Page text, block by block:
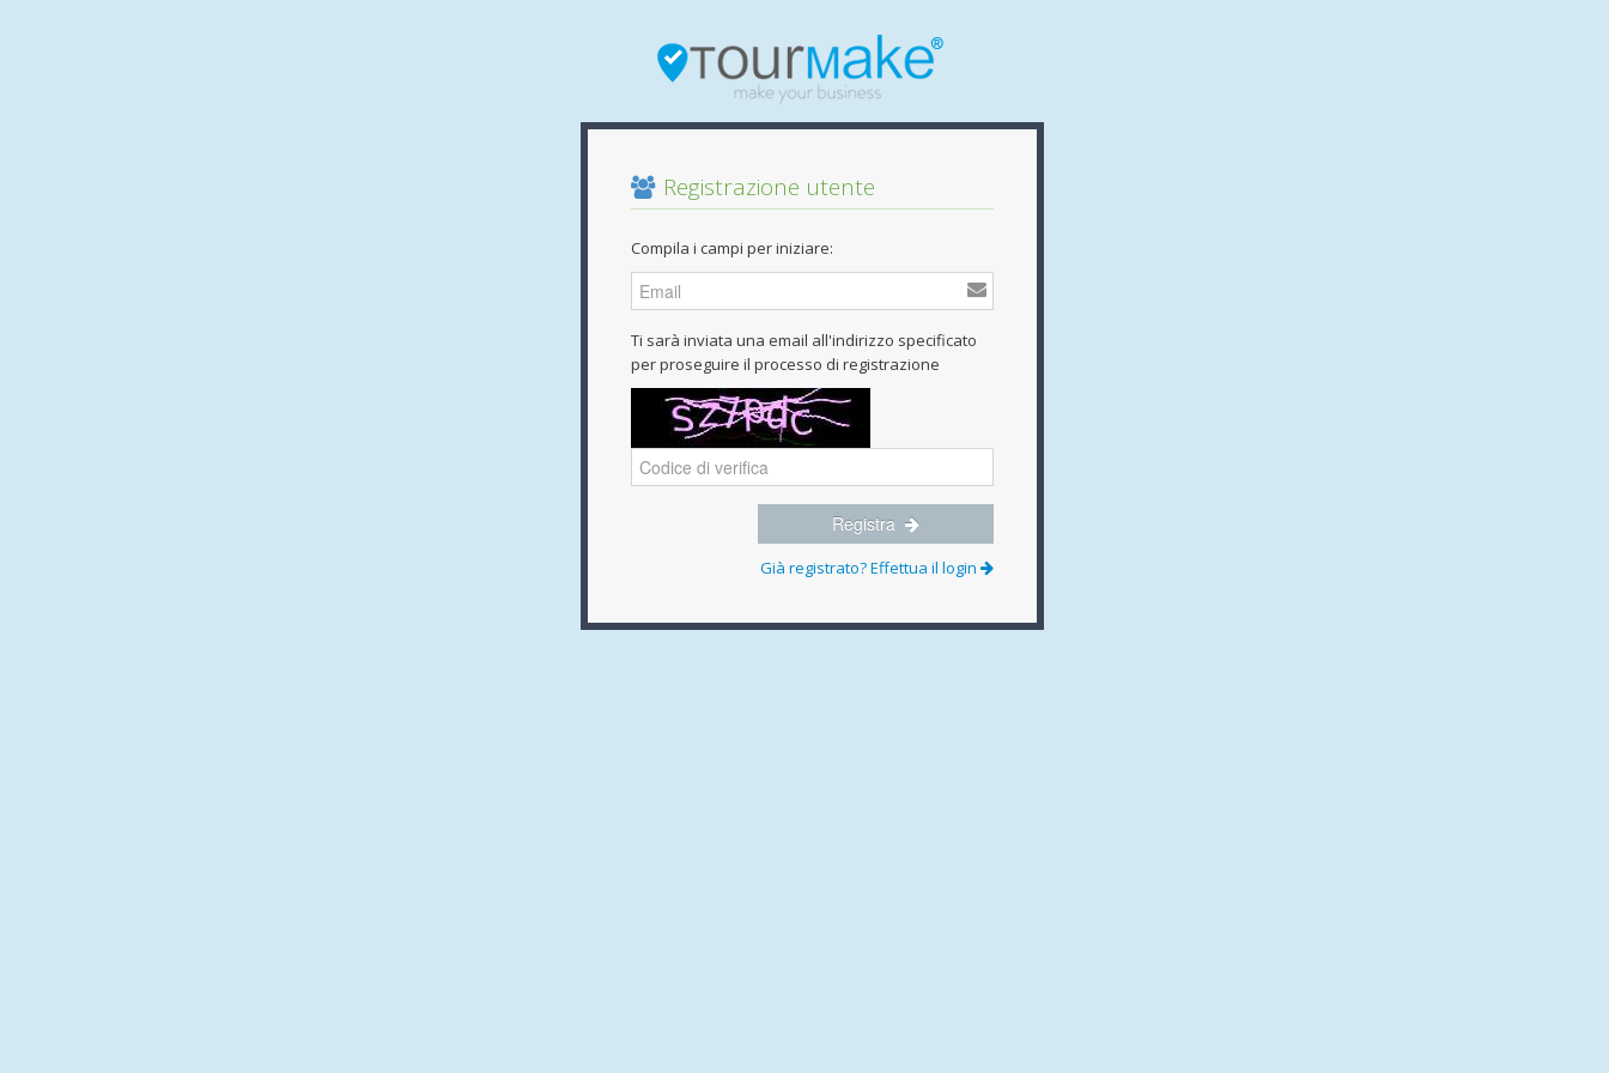
Registrazione utente
Compila i campi per iniziare:
Ti sarà inviata una email all'indirizzo specificato
per proseguire il processo di registrazione
Registra
Già registrato? Effettua il login